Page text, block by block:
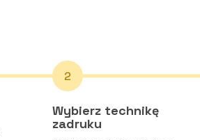
Wybierz technikę
zadruku